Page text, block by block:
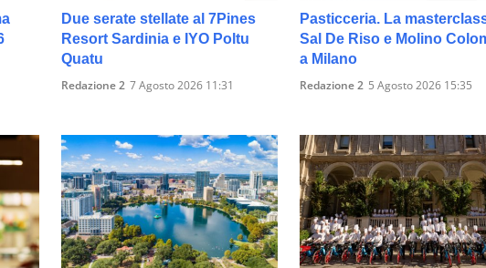
Due serate stellate al 7Pines
Resort Sardinia e IYO Poltu
Quatu
Redazione 2 7 Agosto 2026 11:31
Pasticceria. La
Sal De Riso e Molino
a Milano
Redazione 2 5 Agosto 2026 15:35